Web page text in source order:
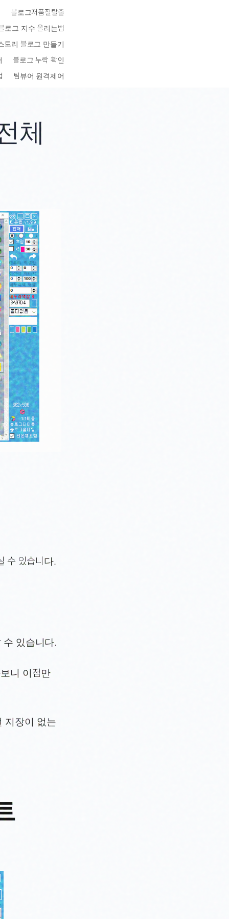
블로그저품질탈출
로그 지수 올리는법
토리 블로그 만들기
블로그 누락 확인
팀뷰어 원격제어
체
수 있습니다.
수 있습니다.
니 이점만
지장이 없는